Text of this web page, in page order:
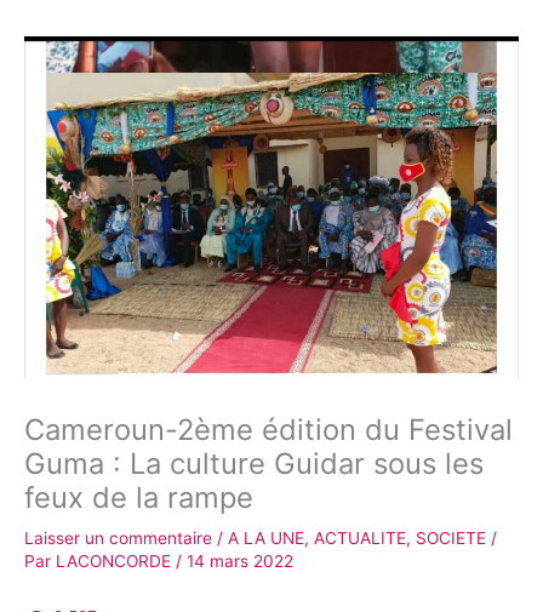
Cameroun-2ème édition du Festival
Guma : La culture Guidar sous les
feux de la rampe
Laisser un commentaire / A LA UNE, ACTUALITE, SOCIETE /
Par LACONCORDE / 14 mars 2022